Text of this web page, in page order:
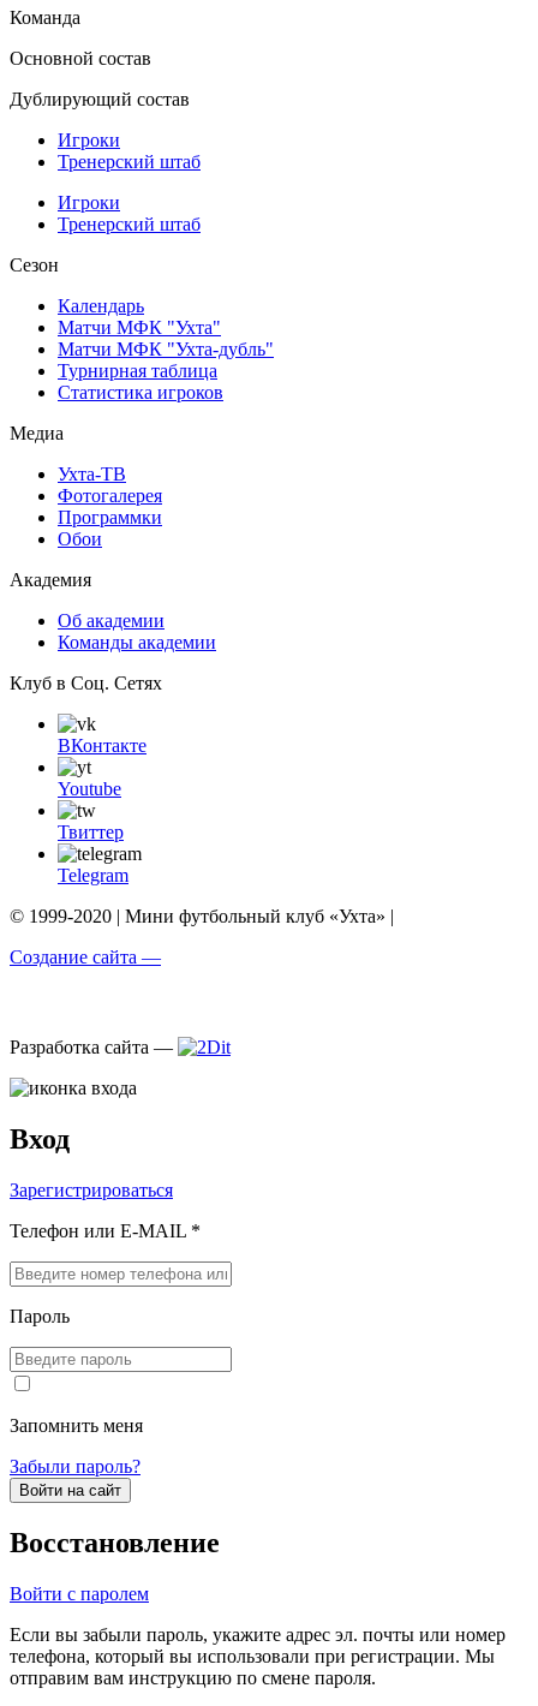
Команда
Основной состав
Дублирующий состав
Игроки
Тренерский штаб
Игроки
Тренерский штаб
Сезон
Календарь
Матчи МФК "Ухта"
Матчи МФК "Ухта-дубль"
Турнирная таблица
Статистика игроков
Медиа
Ухта-ТВ
Фотогалерея
Программки
Обои
Академия
Об академии
Команды академии
Клуб в Соц. Сетях
ВКонтакте
Youtube
Твиттер
Telegram
© 1999-2020 | Мини футбольный клуб «Ухта» |
Создание сайта —
Разработка сайта —
Вход
Зарегистрироваться
Телефон или E-MAIL *
Пароль
Запомнить меня
Забыли пароль?
Войти на сайт
Восстановление
Войти с паролем
Если вы забыли пароль, укажите адрес эл. почты или номер
телефона, который вы использовали при регистрации. Мы
отправим вам инструкцию по смене пароля.